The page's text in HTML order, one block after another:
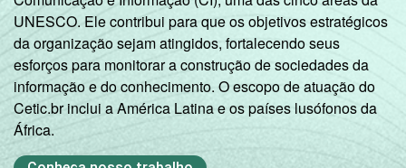
UNESCO. Ele contribui para que os objetivos estratégicos
da organização sejam atingidos, fortalecendo seus
esforços para monitorar a construção de sociedades da
informação e do conhecimento. O escopo de atuação do
Cetic.br inclui a América Latina e os países lusófonos da
África.